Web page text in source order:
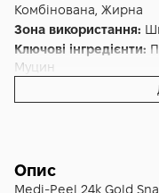
Комбінована, Жирна
Зона використання:
Ключові інгредієнти:
Муцин
Антивіковий,Від
Форма випуску:
Країна:
Південна Корея
Опис
Medi-Peel 24k Gold